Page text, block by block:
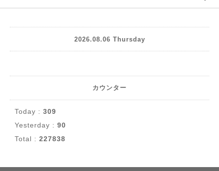
2026.08.06 Thursday
カウンター
Today : 309
Yesterday : 90
Total : 227838